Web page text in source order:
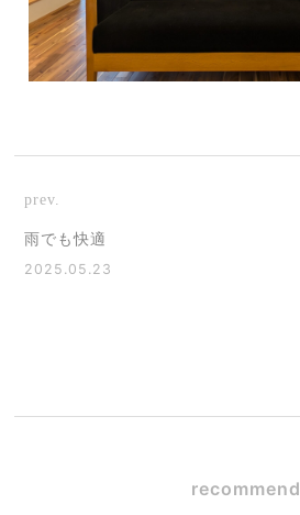
prev.
雨でも快適
2025.05.23
recommend